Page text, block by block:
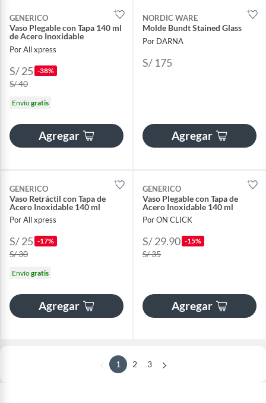
GENERICO
Vaso Plegable con Tapa 140 ml
de Acero Inoxidable
Por All xpress
S/ 25 -38%
S/ 40
Envíogratis
Agregar
NORDIC WARE
Molde Bundt Stained Glass
Por DARNA
S/ 175
Agregar
GENERICO
Vaso Retráctil con Tapa de
Acero Inoxidable 140 ml
Por All xpress
S/ 25 -17%
S/ 30
Envíogratis
Agregar
GENERICO
Vaso Plegable con Tapa de
Acero Inoxidable 140 ml
Por ON CLICK
S/ 29.90 -15%
S/ 35
Agregar
1 2 3